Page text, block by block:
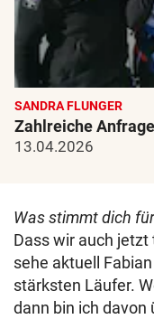
SANDRA FLUNGER
Zahlreiche
13.04.2026
Was stimmt dich
Dass wir auch
sehe aktuell
stärksten Läufer.
dann bin ich davon